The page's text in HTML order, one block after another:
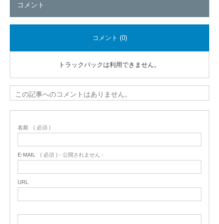
コメント
コメント (0)
トラックバックは利用できません。
この記事へのコメントはありません。
名前 ( 必須 )
E-MAIL ( 必須 ) - 公開されません -
URL